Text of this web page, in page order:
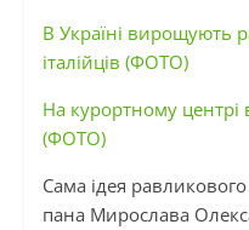
В Україні вирощують
італійців (ФОТО)
На курортному
(ФОТО)
Сама ідея
пана Мирослава